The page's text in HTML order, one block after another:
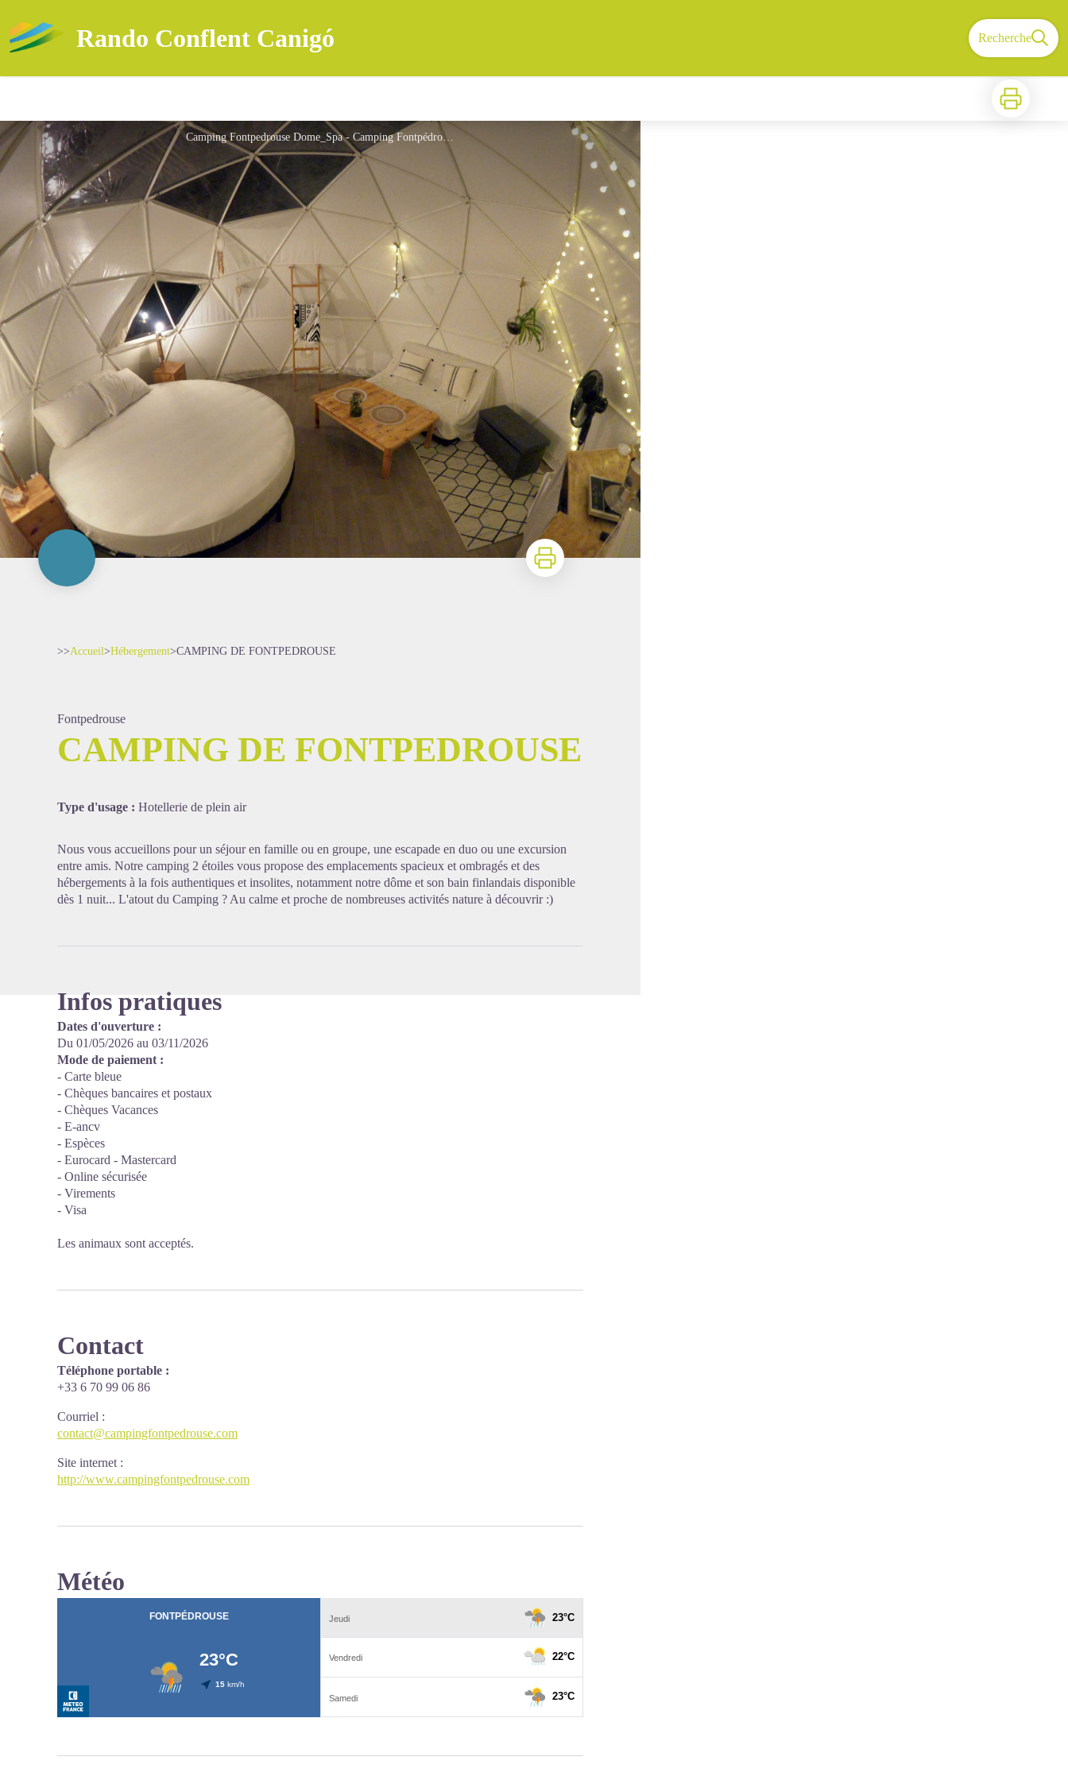
Rando Conflent Canigó Recherche
Imprimer
Camping Fontpedrouse Dome_Spa - Camping Fontpédrouse
Imprimer
>>Accueil>Hébergement>CAMPING DE FONTPEDROUSE
Fontpedrouse
CAMPING DE FONTPEDROUSE
Type d'usage : Hotellerie de plein air
Nous vous accueillons pour un séjour en famille ou en groupe, une escapade en duo ou une excursion
entre amis. Notre camping 2 étoiles vous propose des emplacements spacieux et ombragés et des
hébergements à la fois authentiques et insolites, notamment notre dôme et son bain finlandais disponible
dès 1 nuit... L'atout du Camping ? Au calme et proche de nombreuses activités nature à découvrir :)
Infos pratiques
Dates d'ouverture :
Du 01/05/2026 au 03/11/2026
Mode de paiement :
- Carte bleue
- Chèques bancaires et postaux
- Chèques Vacances
- E-ancv
- Espèces
- Eurocard - Mastercard
- Online sécurisée
- Virements
- Visa
Les animaux sont acceptés.
Contact
Téléphone portable :
+33 6 70 99 06 86
Courriel :
contact@campingfontpedrouse.com
Site internet :
http://www.campingfontpedrouse.com
Météo